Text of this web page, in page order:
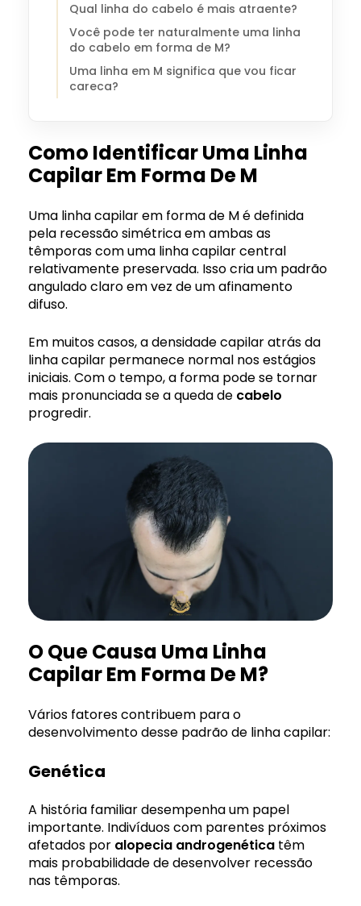
Qual linha do cabelo é mais atraente?
Você pode ter naturalmente uma linha
do cabelo em forma de M?
Uma linha em M significa que vou ficar
careca?
Como Identificar Uma Linha
Capilar Em Forma De M
Uma linha capilar em forma de M é definida
pela recessão simétrica em ambas as
têmporas com uma linha capilar central
relativamente preservada. Isso cria um padrão
angulado claro em vez de um afinamento
difuso.
Em muitos casos, a densidade capilar atrás da
linha capilar permanece normal nos estágios
iniciais. Com o tempo, a forma pode se tornar
mais pronunciada se a queda de cabelo
progredir.
O Que Causa Uma Linha
Capilar Em Forma De M?
Vários fatores contribuem para o
desenvolvimento desse padrão de linha capilar:
Genética
A história familiar desempenha um papel
importante. Indivíduos com parentes próximos
afetados por alopecia androgenética têm
mais probabilidade de desenvolver recessão
nas têmporas.